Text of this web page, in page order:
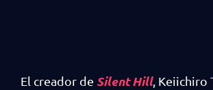
El creador de Silent Hill, Keiichiro